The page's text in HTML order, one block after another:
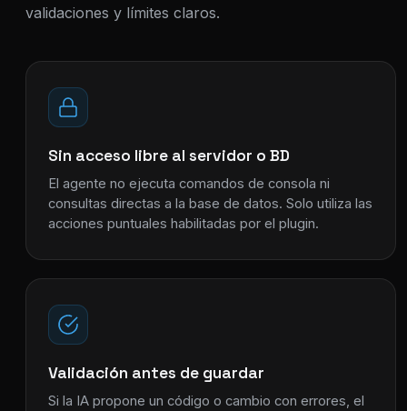
validaciones y límites claros.
Sin acceso libre al servidor o BD
El agente no ejecuta comandos de consola ni
consultas directas a la base de datos. Solo utiliza las
acciones puntuales habilitadas por el plugin.
Validación antes de guardar
Si la IA propone un código o cambio con errores, el